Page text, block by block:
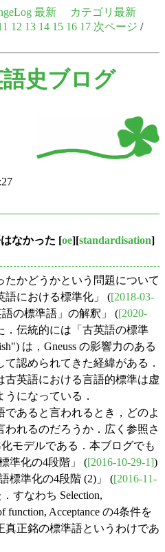
最新
カテゴリ最新
12 13 14 15 16 17 次ページ /
史ブログ
なかった [oe][standardisation]
かどうかという問題について
語における標準化」 ([2018-03-
語の標準語」の解釈」 ([2020-
．伝統的には「古英語の標準
は，Gneuss の影響力のある
認められてきた経緯がある．
古英語における言語的標準は虚
になっている．
あると言われるとき，どのよ
われるのだろうか．広く参照さ
モデルである．本ブログでも
標準化の4段階」 ([2016-10-29-1])
標準化の4段階 (2)」 ([2016-11-
すなわち Selection,
function, Acceptance の4条件を
真正銘の標準語というわけであ